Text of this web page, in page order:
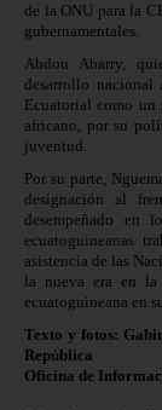
de la ONU para la
gubernamentales.
Abdou Abarry,
desarrollo nacional
Ecuatorial como
africano, por su
juventud.
Por su parte,
designación al
desempeñado en
ecuatoguineanas
asistencia de las
la nueva era en
ecuatoguineana en
Texto y fotos:
República
Oficina de